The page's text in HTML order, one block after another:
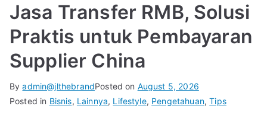
Jasa Transfer RMB, Solusi
Praktis untuk Pembayaran
Supplier China
Byadmin@jlthebrandPosted on August 5, 2026
Posted in Bisnis, Lainnya, Lifestyle, Pengetahuan,Tips